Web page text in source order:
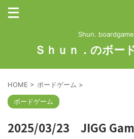
Shun.
Ｓｈｕｎ．のボー
HOME > ボードゲーム >
ボードゲーム
2025/03/23 JIGG